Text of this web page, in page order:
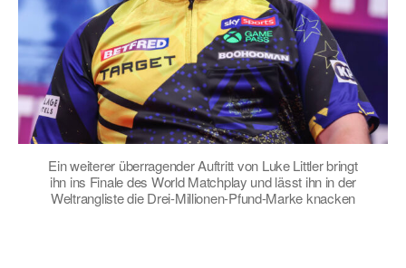
Ein weiterer überragender Auftritt von Luke Littler bringt
ihn ins Finale des World Matchplay und lässt ihn in der
Weltrangliste die Drei-Millionen-Pfund-Marke knacken